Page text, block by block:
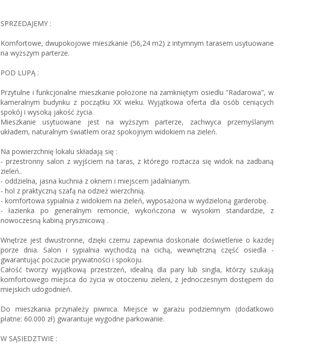
SPRZEDAJEMY :
Komfortowe, dwupokojowe mieszkanie (56,24 m2) z intymnym tarasem usytuowane
na wyższym parterze.
POD LUPĄ :
Przytulne i funkcjonalne mieszkanie położone na zamkniętym osiedlu "Radarowa", w
kameralnym budynku z początku XX wieku. Wyjątkowa oferta dla osób ceniących
spokój i wysoką jakość życia.
Mieszkanie usytuowane jest na wyższym parterze, zachwyca przemyślanym
układem, naturalnym światłem oraz spokojnym widokiem na zieleń.
Na powierzchnię lokalu składają się :
- przestronny salon z wyjściem na taras, z którego roztacza się widok na zadbaną
zieleń..
- oddzielna, jasna kuchnia z oknem i miejscem jadalnianym.
- hol z praktyczną szafą na odzież wierzchnią.
- komfortowa sypialnia z widokiem na zieleń, wyposażona w wydzieloną garderobę.
- łazienka po generalnym remoncie, wykończona w wysokim standardzie, z
nowoczesną kabiną prysznicową .
Wnętrze jest dwustronne, dzięki czemu zapewnia doskonałe doświetlenie o każdej
porze dnia. Salon i sypialnia wychodzą na cichą, wewnętrzną część osiedla -
gwarantując poczucie prywatności i spokoju.
Całość tworzy wyjątkową przestrzeń, idealną dla pary lub singla, którzy szukają
komfortowego miejsca do życia w otoczeniu zieleni, z jednoczesnym dostępem do
miejskich udogodnień.
Do mieszkania przynależy piwnica. Miejsce w garażu podziemnym (dodatkowo
płatne: 60.000 zł) gwarantuje wygodne parkowanie.
W SĄSIEDZTWIE :